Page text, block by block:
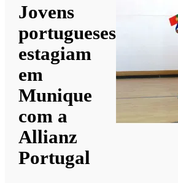
Jovens
portugueses
estagiam
em
Munique
com a
Allianz
Portugal